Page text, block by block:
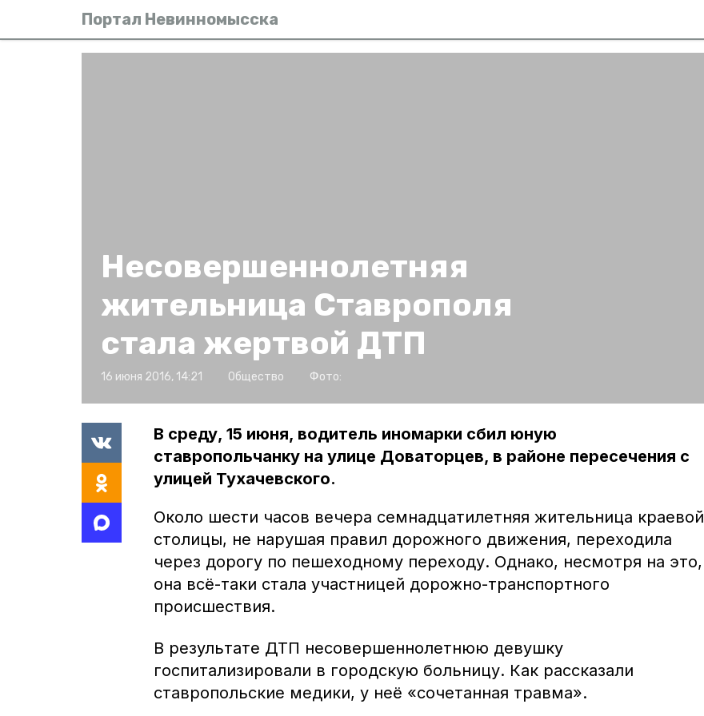
Портал Невинномысска
Несовершеннолетняя
жительница Ставрополя
стала жертвой ДТП
16 июня 2016, 14:21 Общество Фото:
В среду, 15 июня, водитель иномарки сбил юную
ставропольчанку на улице Доваторцев, в районе пересечения с
улицей Тухачевского.
Около шести часов вечера семнадцатилетняя жительница краевой
столицы, не нарушая правил дорожного движения, переходила
через дорогу по пешеходному переходу. Однако, несмотря на это,
она всё-таки стала участницей дорожно-транспортного
происшествия.
В результате ДТП несовершеннолетнюю девушку
госпитализировали в городскую больницу. Как рассказали
ставропольские медики, у неё «сочетанная травма».